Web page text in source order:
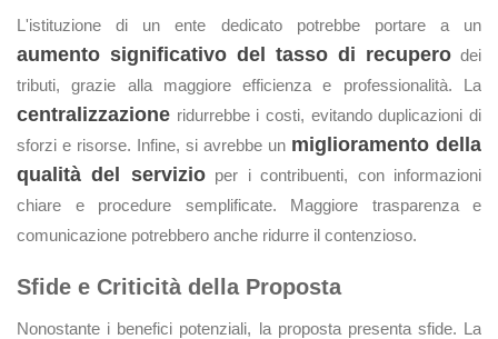
L'istituzione di un ente dedicato potrebbe portare a un
aumento significativo del tasso di recupero dei
tributi, grazie alla maggiore efficienza e professionalità. La
centralizzazione ridurrebbe i costi, evitando duplicazioni di
sforzi e risorse. Infine, si avrebbe un miglioramento della
qualità del servizioper i contribuenti, con informazioni
chiare e procedure semplificate. Maggiore trasparenza e
comunicazione potrebbero anche ridurre il contenzioso.
Sfide e Criticità della Proposta
Nonostante i benefici potenziali, la proposta presenta sfide. La